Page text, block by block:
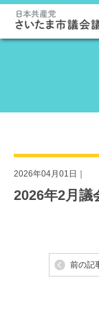
2026年04月01日｜
2026年2月議
前の記